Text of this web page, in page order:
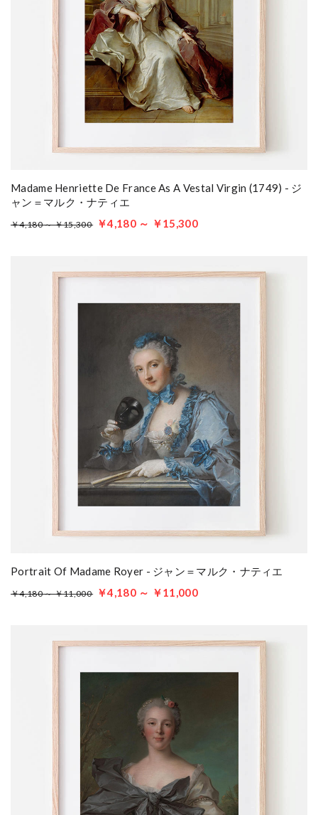
Madame Henriette De France As A Vestal Virgin (1749) - ジ
ャン＝マルク・ナティエ
￥4,180 ～ ￥15,300 ￥4,180 ～ ￥15,300
Portrait Of Madame Royer - ジャン＝マルク・ナティエ
￥4,180 ～ ￥11,000 ￥4,180 ～ ￥11,000